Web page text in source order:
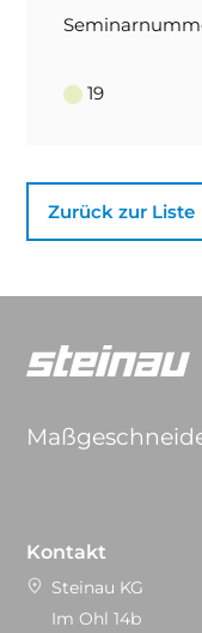
19
Zurück zur Liste
Kontakt
Steinau KG
Im Ohl 14b